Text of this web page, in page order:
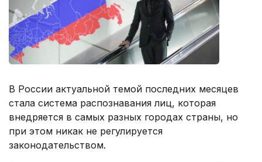
В России актуальной темой последних месяцев
стала система распознавания лиц, которая
внедряется в самых разных городах страны, но
при этом никак не регулируется
законодательством.